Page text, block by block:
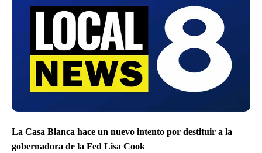
La Casa Blanca hace un nuevo intento por destituir a la
gobernadora de la Fed Lisa Cook